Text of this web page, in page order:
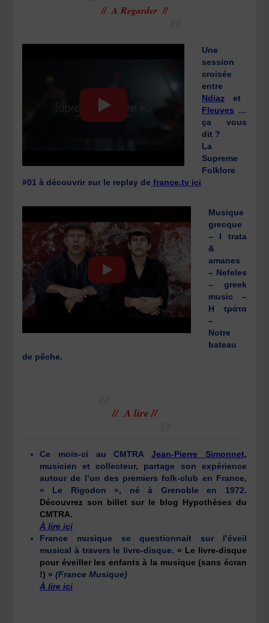
// A Regarder //
Une
session
croisée
entre
Ndiaz et
Fleuves …
ça vous
dit ?
La
Supreme
Folklore
#01 à découvrir sur le replay de france.tv ici
Musique
grecque
– I trata
&
amanes
– Nefeles
– greek
music –
Η τράτα
–
Notre
bateau
de pêche.
// A lire //
Ce mois-ci au CMTRAJean-Pierre Simonnet,
musicien et collecteur, partage son expérience
autour de l’un des premiers folk-club en France,
« Le Rigodon », né à Grenoble en 1972.
Découvrez son billet sur le blog Hypothèses du
CMTRA.
À lire ici
France musique se questionnait sur l’éveil
musical à travers le livre-disque.« Le livre-disque
pour éveiller les enfants à la musique (sans écran
!) » (France Musique)
À lire ici